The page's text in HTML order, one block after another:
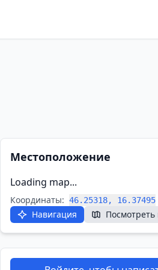
Местоположение
Loading map...
Координаты: 46.25318, 16.37495
Навигация Посмотреть